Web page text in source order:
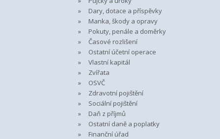
Dary, dotace a příspěvky
Manka, škody a opravy
Pokuty, penále a doměrky
Časové rozlišení
Ostatní účetní operace
Vlastní kapitál
Zvířata
OSVČ
Zdravotní pojištění
Sociální pojištění
Daň z příjmů
Ostatní daně a poplatky
Finanční úřad